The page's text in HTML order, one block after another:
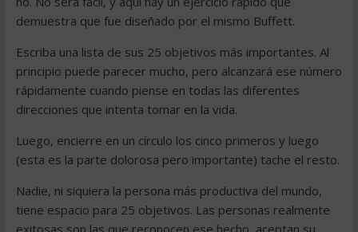
demuestra que fue diseñado por el mismo Buffett.
Escriba una lista de sus 25 objetivos más importantes. Al
principio puede parecer mucho, pero alcanzará ese número
rápidamente cuando piense en todas las diferentes
direcciones que intenta tomar en la vida.
Luego, encierre en un círculo los cinco primeros y luego
(esta es la parte dolorosa pero importante) tache el resto.
Nadie, ni siquiera la persona más productiva del mundo,
tiene espacio para 25 objetivos. Las personas realmente
exitosas son las que reconocen ese hecho, aceptan su